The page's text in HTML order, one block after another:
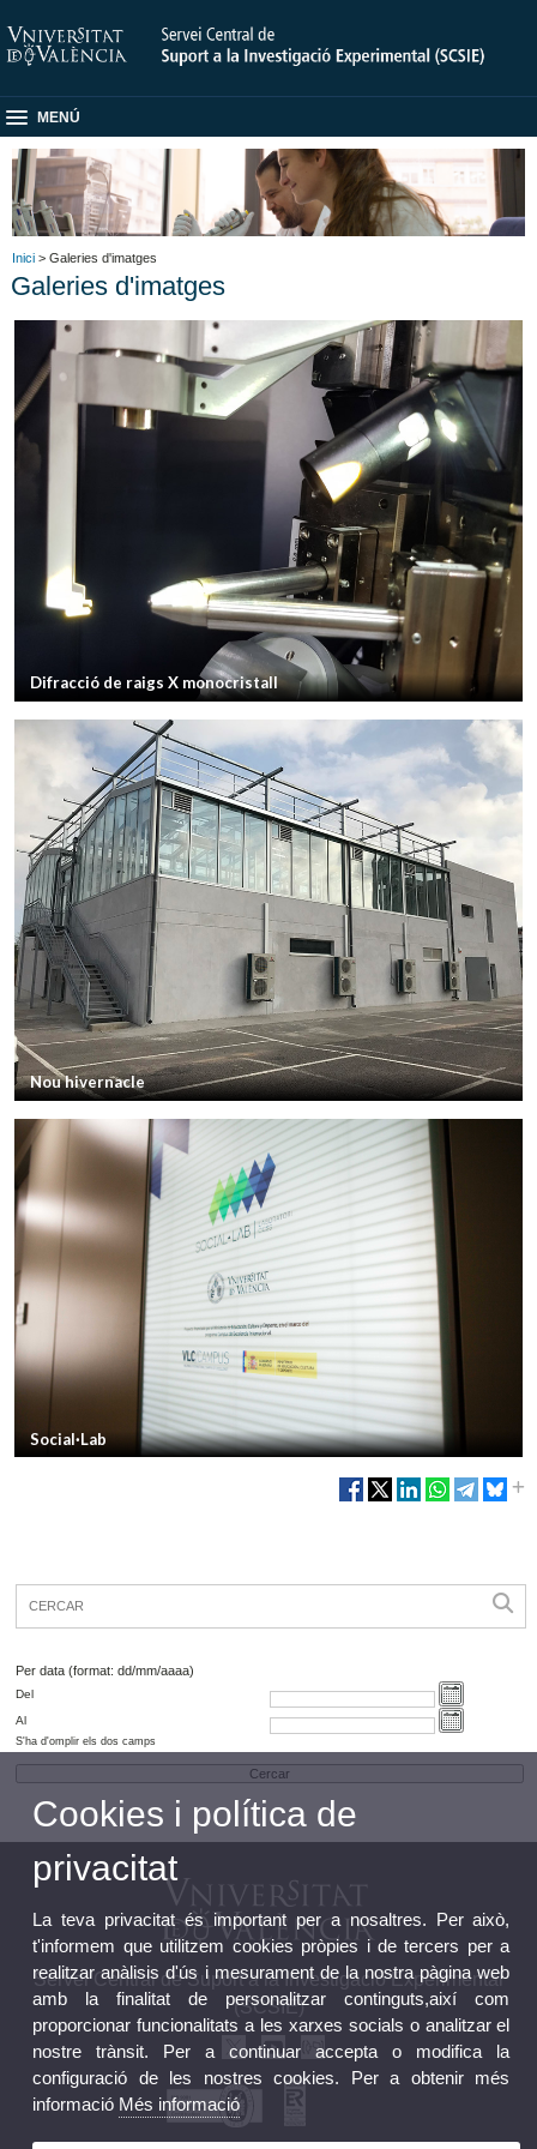
MENÚ
Inici > Galeries d'imatges
Galeries d'imatges
Difracció de raigs X monocristall
Nou hivernacle
Social·Lab
Per data (format: dd/mm/aaaa)
Del
Al
S'ha d'omplir els dos camps
Servei Central de Suport a la Investigació Experimental
(SCSIE)
Cookies i política de
privacitat
La teva privacitat és important per a nosaltres. Per això,
t'informem que utilitzem cookies pròpies i de tercers per a
realitzar anàlisis d'ús i mesurament de la nostra pàgina web
amb la finalitat de personalitzar continguts,així com
proporcionar funcionalitats a les xarxes socials o analitzar el
nostre trànsit. Per a continuar accepta o modifica la
configuració de les nostres cookies. Per a obtenir més
informació Més informació